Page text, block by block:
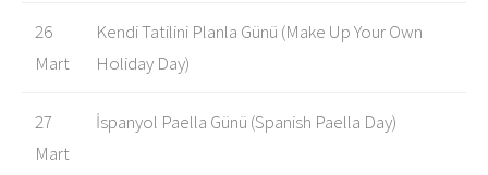
26
Mart
Kendi Tatilini Planla Günü (Make Up Your Own
Holiday Day)
27
Mart
İspanyol Paella Günü (Spanish Paella Day)